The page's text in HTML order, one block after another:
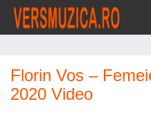
Florin Vos –
2020 Video